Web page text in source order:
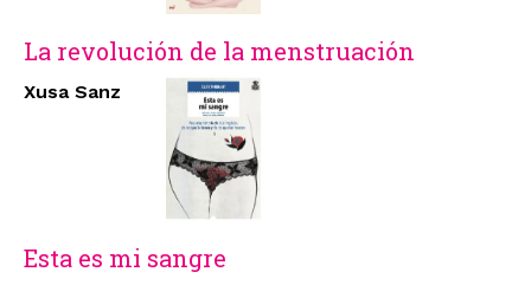
La revolución de la menstruación
Xusa Sanz
Esta es mi sangre